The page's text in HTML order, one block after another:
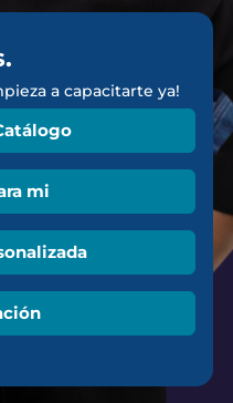
a capacitarte ya!
mi